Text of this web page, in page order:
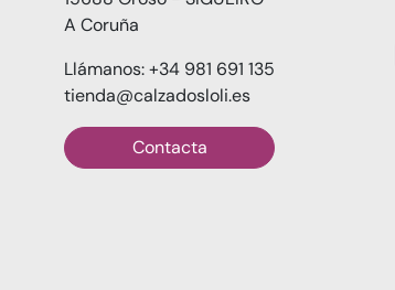
A Coruña
Llámanos: +34 981 691 135
tienda@calzadosloli.es
Contacta